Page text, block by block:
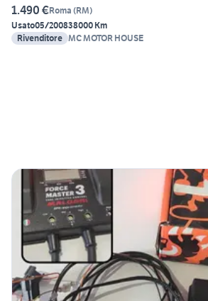
1.490 €Roma (RM)
Usato05/200838000 Km
Rivenditore MC MOTOR HOUSE